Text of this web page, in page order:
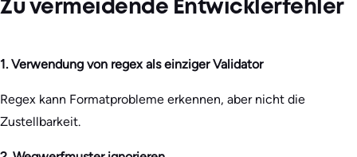
Zu vermeidende Entwicklerfehler
1. Verwendung von regex als einziger Validator
Regex kann Formatprobleme erkennen, aber nicht die
Zustellbarkeit.